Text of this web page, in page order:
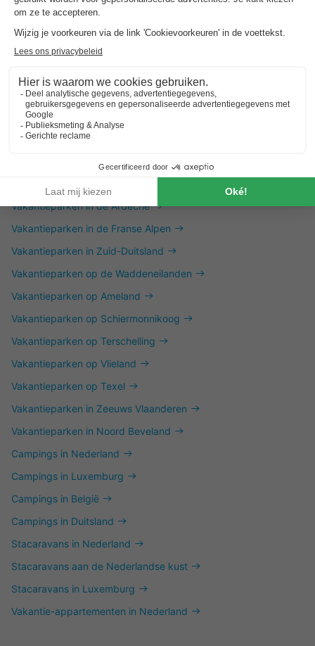
Dit is ook interessant
Vakantieparken in Zuid-Limburg
Vakantieparken aan de Friese Meren
Vakantieparken aan het IJselmeer
Vakantieparken in de Ardeche
Vakantieparken in de Franse Alpen
Vakantieparken in Zuid-Duitsland
Vakantieparken op de Waddeneilanden
Vakantieparken op Ameland
Vakantieparken op Schiermonnikoog
Vakantieparken op Terschelling
Vakantieparken op Vlieland
Vakantieparken op Texel
Vakantieparken in Zeeuws Vlaanderen
Vakantieparken in Noord Beveland
Campings in Nederland
Campings in Luxemburg
Campings in België
Campings in Duitsland
Stacaravans in Nederland
Stacaravans aan de Nederlandse kust
Stacaravans in Luxemburg
Vakantie-appartementen in Nederland